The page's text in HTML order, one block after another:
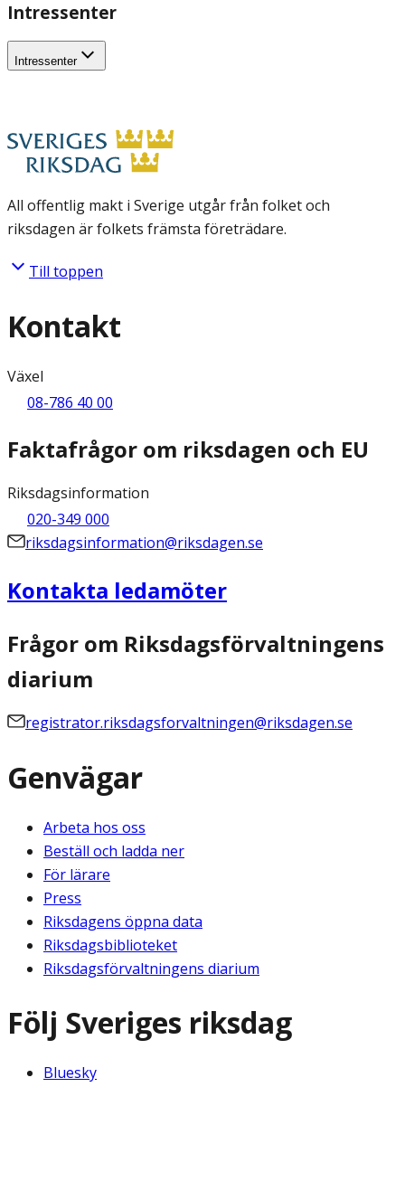
Intressenter
Intressenter
All offentlig makt i Sverige utgår från folket och
riksdagen är folkets främsta företrädare.
Till toppen
Kontakt
Växel
08-786 40 00
Faktafrågor om riksdagen och EU
Riksdagsinformation
020-349 000
riksdagsinformation@riksdagen.se
Kontakta ledamöter
Frågor om Riksdagsförvaltningens
diarium
registrator.riksdagsforvaltningen@riksdagen.se
Genvägar
Arbeta hos oss
Beställ och ladda ner
För lärare
Press
Riksdagens öppna data
Riksdagsbiblioteket
Riksdagsförvaltningens diarium
Följ Sveriges riksdag
Bluesky